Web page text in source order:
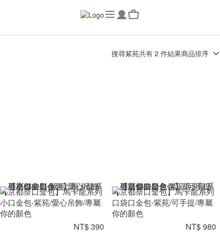
搜尋紫苑共有 2 件結果商品排序
【京都奈口金包】馬卡龍系列
小口金包-紫苑/愛心吊飾/專屬
你的顏色
NT$ 390
【京都奈口金包】馬卡龍系列
口袋口金包-紫苑/可手提/專屬
你的顏色
NT$ 980